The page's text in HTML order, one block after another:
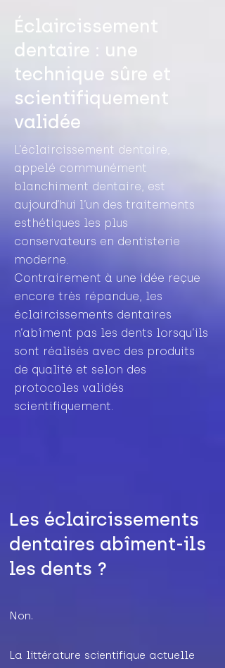
Éclaircissement
dentaire : une
technique sûre et
scientifiquement
validée
L’éclaircissement dentaire,
appelé communément
blanchiment dentaire, est
aujourd’hui l’un des traitements
esthétiques les plus
conservateurs en dentisterie
moderne.
Contrairement à une idée reçue
encore très répandue, les
éclaircissements dentaires
n’abîment pas les dents lorsqu’ils
sont réalisés avec des produits
de qualité et selon des
protocoles validés
scientifiquement.
Les éclaircissements
dentaires abîment-ils
les dents ?
Non.
La littérature scientifique actuelle